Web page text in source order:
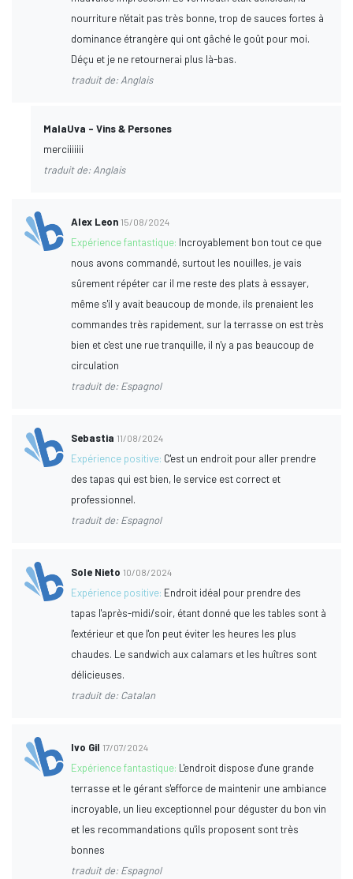
nourriture n'était pas très bonne, trop de sauces fortes à
dominance étrangère qui ont gâché le goût pour moi.
Déçu et je ne retournerai plus là-bas.
traduit de: Anglais
MalaUva - Vins & Persones
merciiiiiii
traduit de: Anglais
Alex Leon 15/08/2024
Expérience fantastique: Incroyablement bon tout ce que
nous avons commandé, surtout les nouilles, je vais
sûrement répéter car il me reste des plats à essayer,
même s'il y avait beaucoup de monde, ils prenaient les
commandes très rapidement, sur la terrasse on est très
bien et c'est une rue tranquille, il n'y a pas beaucoup de
circulation
traduit de: Espagnol
Sebastia 11/08/2024
Expérience positive: C'est un endroit pour aller prendre
des tapas qui est bien, le service est correct et
professionnel.
traduit de: Espagnol
Sole Nieto 10/08/2024
Expérience positive: Endroit idéal pour prendre des
tapas l'après-midi/soir, étant donné que les tables sont à
l'extérieur et que l'on peut éviter les heures les plus
chaudes. Le sandwich aux calamars et les huîtres sont
délicieuses.
traduit de: Catalan
Ivo Gil 17/07/2024
Expérience fantastique: L'endroit dispose d'une grande
terrasse et le gérant s'efforce de maintenir une ambiance
incroyable, un lieu exceptionnel pour déguster du bon vin
et les recommandations qu'ils proposent sont très
bonnes
traduit de: Espagnol